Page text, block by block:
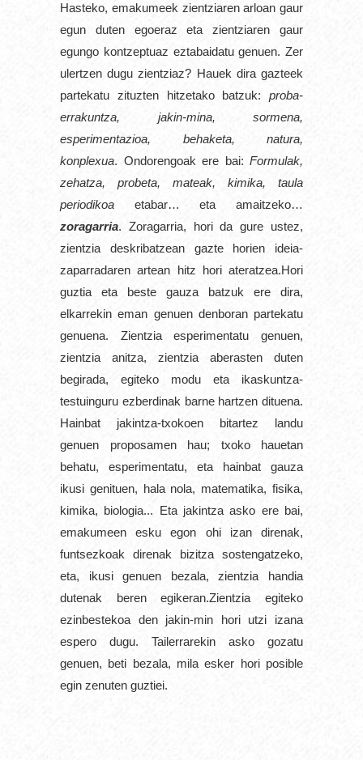
Hasteko, emakumeek zientziaren arloan gaur
egun duten egoeraz eta zientziaren gaur
egungo kontzeptuaz eztabaidatu genuen. Zer
ulertzen dugu zientziaz? Hauek dira gazteek
partekatu zituzten hitzetako batzuk: proba-
errakuntza, jakin-mina, sormena,
esperimentazioa, behaketa, natura,
konplexua. Ondorengoak ere bai: Formulak,
zehatza, probeta, mateak, kimika, taula
periodikoa
zoragarria. Zoragarria, hori da gure ustez,
zientzia deskribatzean gazte horien ideia-
zaparradaren artean hitz hori ateratzea.Hori
guztia eta beste gauza batzuk ere dira,
elkarrekin eman genuen denboran partekatu
genuena. Zientzia esperimentatu genuen,
zientzia anitza, zientzia aberasten duten
begirada, egiteko modu eta ikaskuntza-
testuinguru ezberdinak barne hartzen dituena.
Hainbat jakintza-txokoen bitartez landu
genuen proposamen hau; txoko hauetan
behatu, esperimentatu, eta hainbat gauza
ikusi genituen, hala nola, matematika, fisika,
kimika, biologia... Eta jakintza asko ere bai,
emakumeen esku egon ohi izan direnak,
funtsezkoak direnak bizitza sostengatzeko,
eta, ikusi genuen bezala, zientzia handia
dutenak beren egikeran.Zientzia egiteko
ezinbestekoa den jakin-min hori utzi izana
espero dugu. Tailerrarekin asko gozatu
genuen, beti bezala, mila esker hori posible
egin zenuten guztiei.